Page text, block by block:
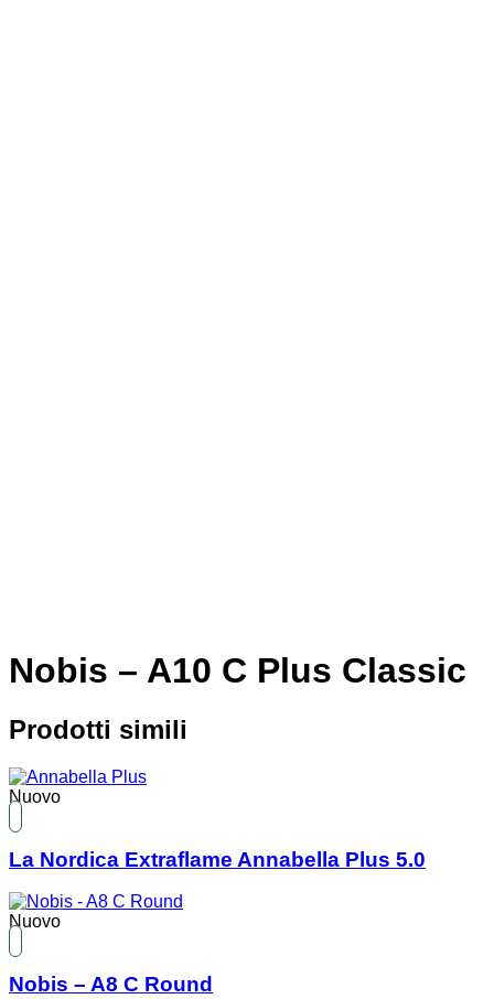
Nobis – A10 C Plus Classic
Prodotti simili
Nuovo
La Nordica Extraflame Annabella Plus 5.0
Nuovo
Nobis – A8 C Round